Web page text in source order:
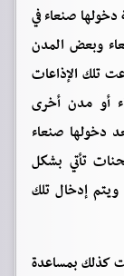
صنعاء في
صنعاء وبعض المدن
تلك الإذاعات
أو مدن أخرى
دخولها صنعاء
تأتي بشكل
إدخال تلك
كذلك بمساعدة